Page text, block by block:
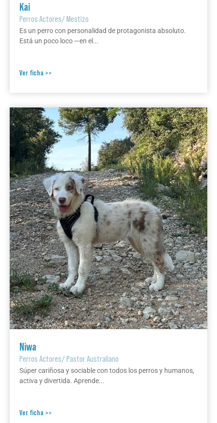
Kai
Perros Actores/Mestizo
Es un perro con personalidad de protagonista absoluto.
Está un poco loco —en el...
Ver ficha >>
Niwa
Perros Actores/Pastor Australiano
Súper cariñosa y sociable con todos los perros y humanos,
activa y divertida. Aprende...
Ver ficha >>